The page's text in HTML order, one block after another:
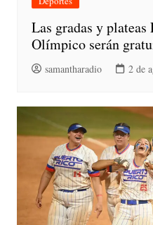
Las gradas y
Olímpico serán
samantharadio 2 de